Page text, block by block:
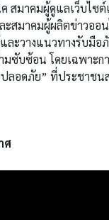
สมาคมผู้ดูแลเว็บไซ
สมาคมผู้ผลิตข่าวออ
ละวางแนวทางรับมือ
มซับซ้อน โดยเฉพาะก
ลอดภัย” ที่ประชาชน
ศ